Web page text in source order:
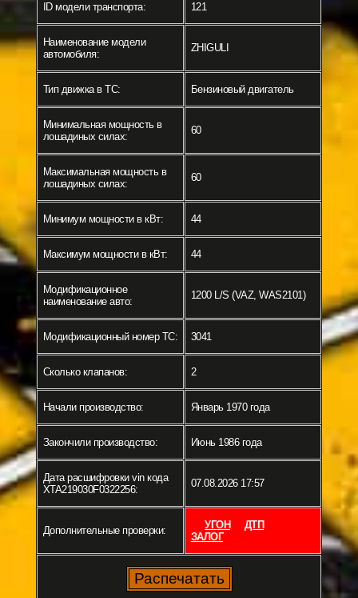
ID модели транспорта: 121
Наименование модели
автомобиля:
ZHIGULI
Тип движка в ТС: Бензиновый двигатель
Минимальная мощность в
лошадиных силах:
60
Максимальная мощность в
лошадиных силах:
60
Минимум мощности в кВт: 44
Максимум мощности в кВт: 44
Модификационное
наименование авто:
1200 L/S (VAZ, WAS2101)
Модификационный номер ТС: 3041
Сколько клапанов: 2
Начали производство: Январь 1970 года
Закончили производство: Июнь 1986 года
Дата расшифровки vin кода
XTA219030F0322256:
07.08.2026 17:57
Дополнительные проверки: УГОН
ДТП
ЗАЛОГ